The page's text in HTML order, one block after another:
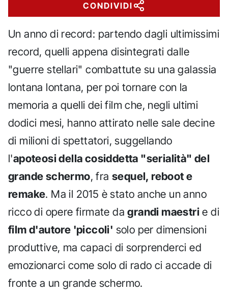
CONDIVIDI
Un anno di record: partendo dagli ultimissimi
record, quelli appena disintegrati dalle
"guerre stellari" combattute su una galassia
lontana lontana, per poi tornare con la
memoria a quelli dei film che, negli ultimi
dodici mesi, hanno attirato nelle sale decine
di milioni di spettatori, suggellando
l'apoteosi della cosiddetta "serialità" del
grande schermo, frasequel, reboot e
remake. Ma il 2015 è stato anche un anno
ricco di opere firmate dagrandi maestri e di
film d'autore 'piccoli' solo per dimensioni
produttive, ma capaci di sorprenderci ed
emozionarci come solo di rado ci accade di
fronte a un grande schermo.